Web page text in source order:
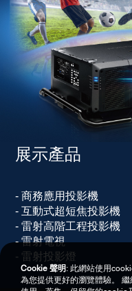
展示產品
- 商務應用投影機
- 互動式超短焦投影機
- 雷射高階工程投影機
- 雷射電視
- 雷射投影燈
Cookie 聲明 : 此網站使用
為您提供更好的瀏覽體驗。